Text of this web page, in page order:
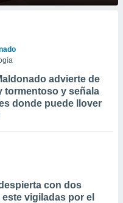
advierte de
tormentoso y señala
donde puede llover
con dos
vigiladas por el